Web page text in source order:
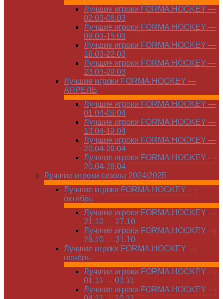
Лучшие игроки FORMA.HOCKEY —
02.03-08.03
Лучшие игроки FORMA.HOCKEY —
09.03-15.03
Лучшие игроки FORMA.HOCKEY —
16.03-22.03
Лучшие игроки FORMA.HOCKEY —
23.03-29.03
Лучшие игроки FORMA.HOCKEY —
АПРЕЛЬ
Лучшие игроки FORMA.HOCKEY —
01.04-05.04
Лучшие игроки FORMA.HOCKEY —
13.04-19.04
Лучшие игроки FORMA.HOCKEY —
20.04-26.04
Лучшие игроки FORMA.HOCKEY —
20.04-26.04
Лучшие игроки сезона 2024/2025
Лучшие игроки FORMA.HOCKEY —
октябрь
Лучшие игроки FORMA.HOCKEY —
21.10 — 27.10
Лучшие игроки FORMA.HOCKEY —
28.10 — 31.10
Лучшие игроки FORMA.HOCKEY —
ноябрь
Лучшие игроки FORMA.HOCKEY —
01.11 — 03.11
Лучшие игроки FORMA.HOCKEY —